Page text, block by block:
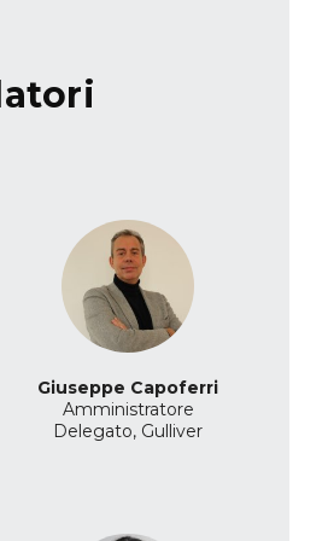
Giuseppe Capoferri
Amministratore
Delegato, Gulliver